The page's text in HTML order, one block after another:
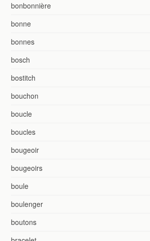
bonbonnière
bonne
bonnes
bosch
bostitch
bouchon
boucle
boucles
bougeoir
bougeoirs
boule
boulenger
boutons